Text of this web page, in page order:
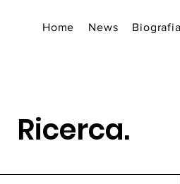
Home News Biografia
Ricerca.